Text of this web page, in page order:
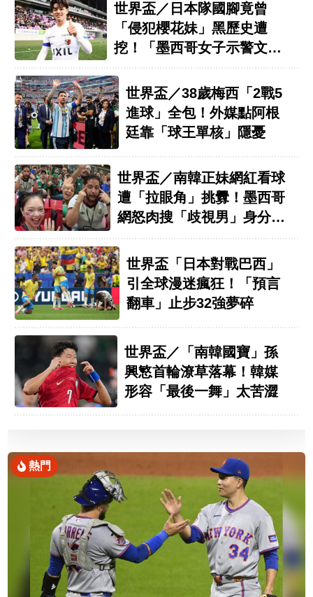
世界盃／日本隊國腳竟曾
「侵犯櫻花妹」黑歷史遭
挖！「墨西哥女子示警文」
世界盃／38歲梅西「2戰5
進球」全包！外媒點阿根
廷靠「球王單核」隱憂
世界盃／南韓正妹網紅看球
遭「拉眼角」挑釁！墨西哥
網怒肉搜「歧視男」身分曝
世界盃「日本對戰巴西」
引全球漫迷瘋狂！「預言
翻車」止步32強夢碎
世界盃／「南韓國寶」孫
興慜首輪潦草落幕！韓媒
形容「最後一舞」太苦澀
熱門